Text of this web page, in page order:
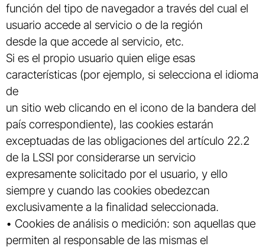
función del tipo de navegador a través del cual el
usuario accede al servicio o de la región
desde la que accede al servicio, etc.
Si es el propio usuario quien elige esas
características (por ejemplo, si selecciona el idioma
de
un sitio web clicando en el icono de la bandera del
país correspondiente), las cookies estarán
exceptuadas de las obligaciones del artículo 22.2
de la LSSI por considerarse un servicio
expresamente solicitado por el usuario, y ello
siempre y cuando las cookies obedezcan
exclusivamente a la finalidad seleccionada.
• Cookies de análisis o medición: son aquellas que
permiten al responsable de las mismas el